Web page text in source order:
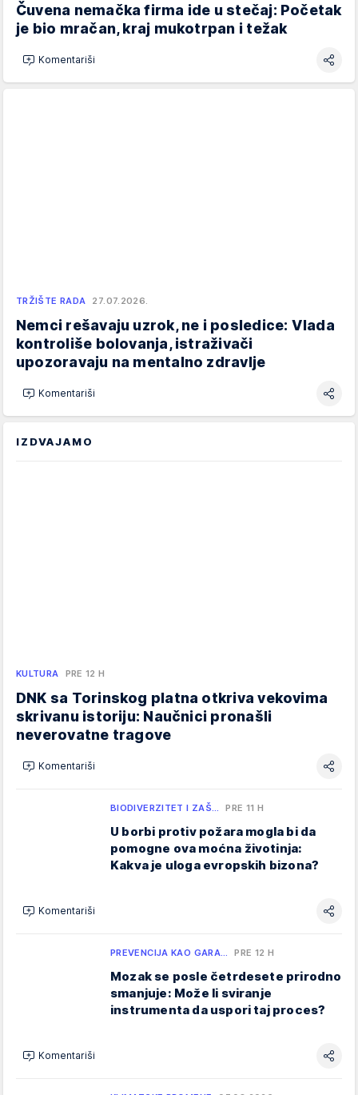
Čuvena nemačka firma ide u stečaj: Početak
je bio mračan, kraj mukotrpan i težak
Komentariši
TRŽIŠTE RADA 27.07.2026.
Nemci rešavaju uzrok, ne i posledice: Vlada
kontroliše bolovanja, istraživači
upozoravaju na mentalno zdravlje
Komentariši
IZDVAJAMO
KULTURA PRE 12 H
DNK sa Torinskog platna otkriva vekovima
skrivanu istoriju: Naučnici pronašli
neverovatne tragove
Komentariši
BIODIVERZITET I ZAŠ… PRE 11 H
U borbi protiv požara mogla bi da
pomogne ova moćna životinja:
Kakva je uloga evropskih bizona?
Komentariši
PREVENCIJA KAO GARA… PRE 12 H
Mozak se posle četrdesete prirodno
smanjuje: Može li sviranje
instrumenta da uspori taj proces?
Komentariši